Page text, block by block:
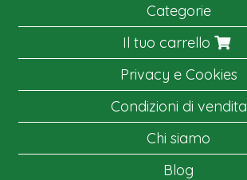
Categorie
Il tuo carrello
Privacy e Cookies
Condizioni di vendita
Chi siamo
Blog